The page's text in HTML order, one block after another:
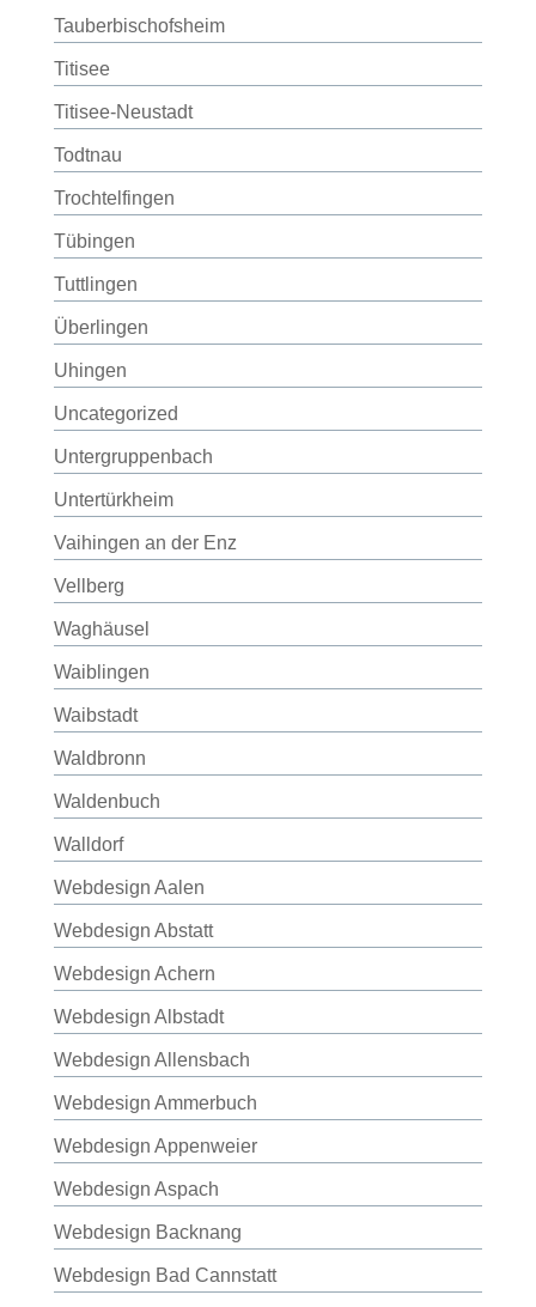
Tauberbischofsheim
Titisee
Titisee-Neustadt
Todtnau
Trochtelfingen
Tübingen
Tuttlingen
Überlingen
Uhingen
Uncategorized
Untergruppenbach
Untertürkheim
Vaihingen an der Enz
Vellberg
Waghäusel
Waiblingen
Waibstadt
Waldbronn
Waldenbuch
Walldorf
Webdesign Aalen
Webdesign Abstatt
Webdesign Achern
Webdesign Albstadt
Webdesign Allensbach
Webdesign Ammerbuch
Webdesign Appenweier
Webdesign Aspach
Webdesign Backnang
Webdesign Bad Cannstatt